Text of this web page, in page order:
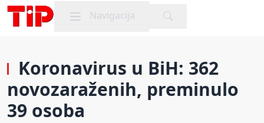
Mobile menu
Navigacija
Koronavirus u BiH: 362
novozaraženih, preminulo
39 osoba